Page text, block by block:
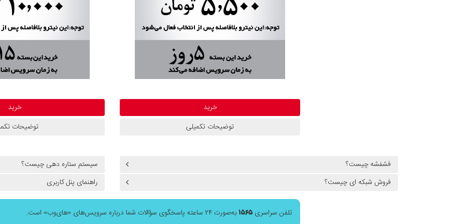
خرید
توضیحات تکمیلی
خرید
توضیحات
فشفشه چیست؟
سیستم ستاره دهی چیست؟
فروش شبکه ای چیست؟
راهنمای پنل کاربری
تلفن سراسری ۱۵۶۵به‌صورت ۲۴ ساعته پاسخگوی سؤالات شما درباره سرویس‌های «های‌وب» است.